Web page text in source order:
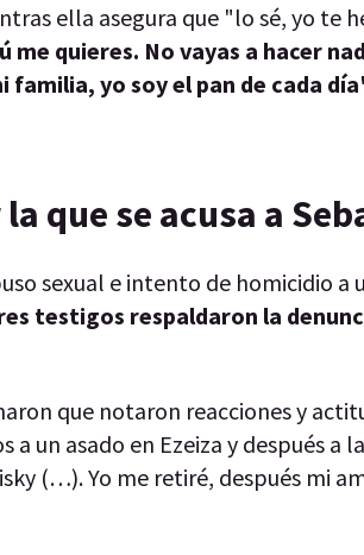
ella asegura que "lo sé, yo te
me quieres. No vayas a hacer
familia, yo soy el pan de cada
que se acusa a
sexual e intento de homicidio a
testigos respaldaron la
que notaron reacciones y
un asado en Ezeiza y después a
(…). Yo me retiré, después mi